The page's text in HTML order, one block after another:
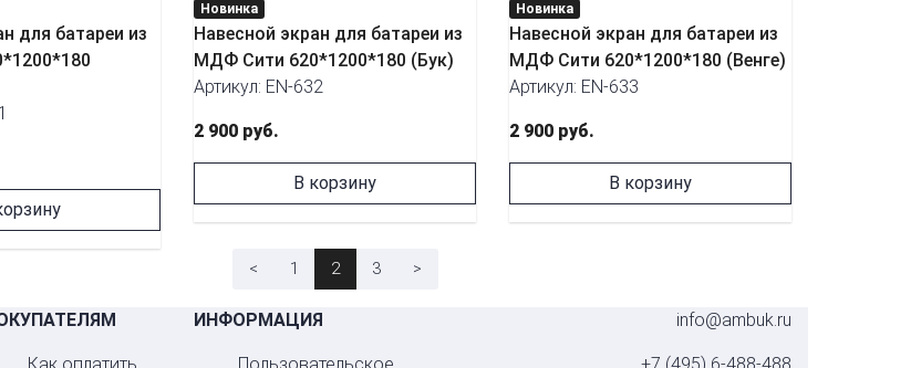
для батареи из
Новинка
Навесной экран для батареи из
МДФ Сити 620*1200*180 (Бук)
Артикул: EN-632
2 900 руб.
В корзину
Новинка
Навесной экран для батареи из
МДФ Сити 620*1200*180 (Венге)
Артикул: EN-633
2 900 руб.
В корзину
< 1 2 3 >
ИНФОРМАЦИЯ info@ambuk.ru